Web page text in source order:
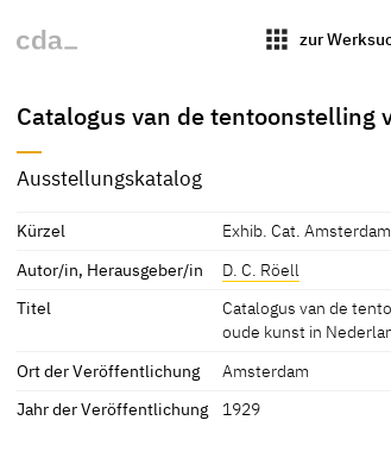
apps zur
Catalogus van de tentoonstelling
Ausstellungskatalog
Kürzel
Exhib. Cat.
Autor/in, Herausgeber/in
D. C. Röell
Titel
Catalogus van de
oude kunst in
Ort der Veröffentlichung
Amsterdam
Jahr der Veröffentlichung
1929